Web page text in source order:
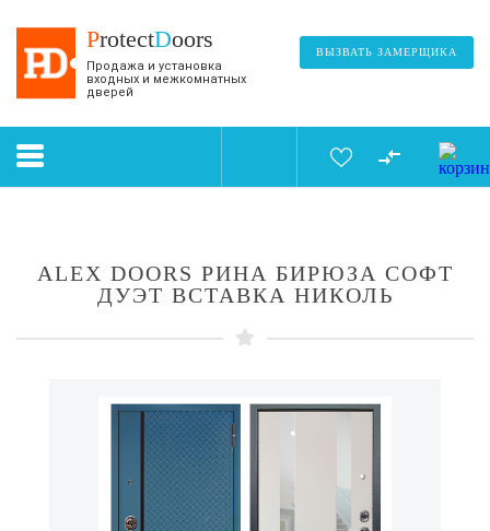
ProtectDoors
Продажа и установка
входных и межкомнатных
дверей
ВЫЗВАТЬ ЗАМЕРЩИКА
ALEX DOORS РИНА БИРЮЗА СОФТ
ДУЭТ ВСТАВКА НИКОЛЬ